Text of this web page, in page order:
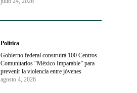
Política
Gobierno federal construirá 100 Centros
Comunitarios “México Imparable” para
prevenir la violencia entre jóvenes
agosto 4, 2026